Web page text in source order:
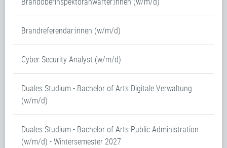
Brandreferendar:innen (w/m/d)
Cyber Security Analyst (w/m/d)
Duales Studium - Bachelor of Arts Digitale Verwaltung
(w/m/d)
Duales Studium - Bachelor of Arts Public Administration
(w/m/d) - Wintersemester 2027